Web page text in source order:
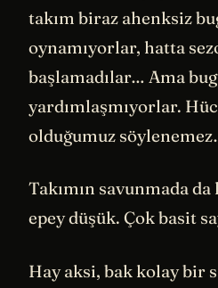
takım biraz ahenksiz
oynamıyorlar, hatta
başlamadılar… Ama
yardımlaşmıyorlar.
olduğumuz
Takımın savunmada
epey düşük. Çok basit
Hay aksi, bak kolay bir